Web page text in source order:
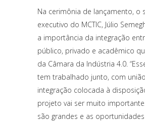
Na cerimônia de lançamento, o
executivo do MCTIC, Júlio
a importância da integração
público, privado e acadêmico
da Câmara da Indústria 4.0.
tem trabalhado junto, com
integração colocada à
projeto vai ser muito
são grandes e as